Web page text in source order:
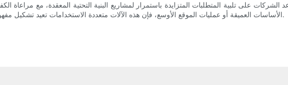
على تلبية المتطلبات المتزايدة باستمرار لمشاريع البنية التحتية المعقدة، مع مراعاة
الأساسات العميقة أو عمليات الموقع الأوسع، فإن هذه الآلات متعددة الاستخدامات تعيد تشكيل مفهوم الإمكانيات في مجال آلات البناء الثقيلة.